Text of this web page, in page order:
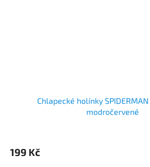
Chlapecké holínky SPIDERMAN
modročervené
199 Kč